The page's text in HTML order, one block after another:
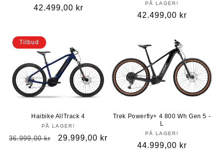
Vanlig
42.499,00 kr
PÅ LAGER!
Vanlig
42.499,00 kr
Tilbud
Haibike AllTrack 4
PÅ LAGER!
Vanlig
36.999,00 kr Salgspris
29.999,00 kr
Trek Powerfly+ 4 800 Wh Gen 5 -
L
PÅ LAGER!
Vanlig
44.999,00 kr